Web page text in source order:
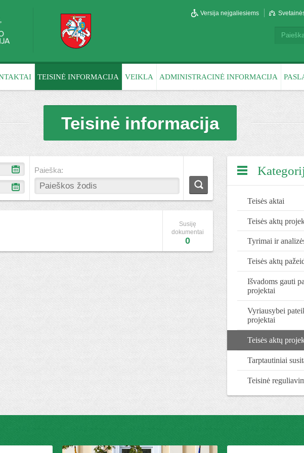
Versija neįgaliesiems
TEISINĖ INFORMACIJA VEIKLA ADMINISTRACINĖ INFORMACIJA
Teisinė informacija
Paieška:
Susiję
dokumentai
0
Teisės aktai
Teisės aktų
Tyrimai ir
Teisės aktų
Išvadoms gauti
projektai
Vyriausybei
projektai
Teisės aktų
Tarptautiniai
Teisinė